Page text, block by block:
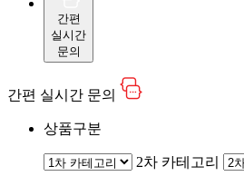
간편
실시간
문의
간편 실시간 문의
상품구분
2차 카테고리